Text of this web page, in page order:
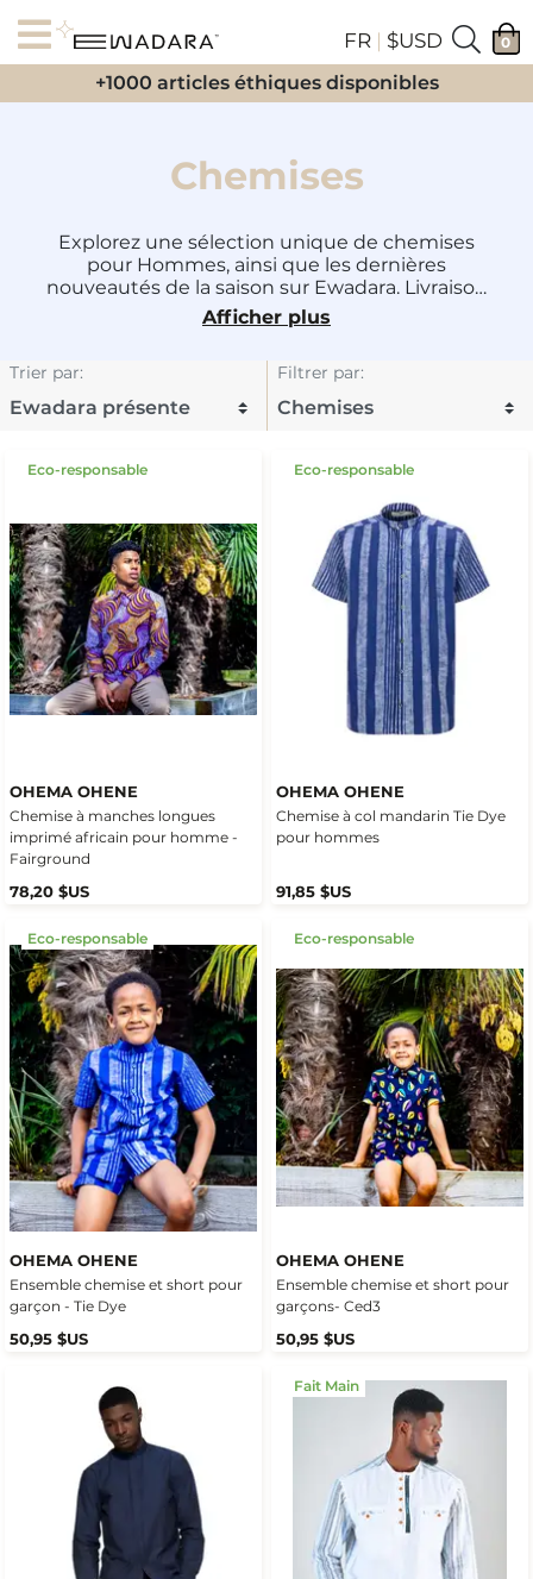
FR | $USD 0
+1000 articles éthiques disponibles
Chemises
Explorez une sélection unique de chemises
pour Hommes, ainsi que les dernières
nouveautés de la saison sur Ewadara. Livraison
gratuite !
Afficher plus
Trier par: Filtrer par:
Eco-responsable
OHEMA OHENE
Chemise à manches longues
imprimé africain pour homme -
Fairground
78,20 $US
Eco-responsable
OHEMA OHENE
Chemise à col mandarin Tie Dye
pour hommes
91,85 $US
Eco-responsable
OHEMA OHENE
Ensemble chemise et short pour
garçon - Tie Dye
50,95 $US
Eco-responsable
OHEMA OHENE
Ensemble chemise et short pour
garçons- Ced3
50,95 $US
Fait Main